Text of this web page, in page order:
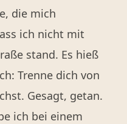
die mich
ich nicht mit
stand. Es hieß
Trenne dich von
Gesagt, getan.
ich bei einem